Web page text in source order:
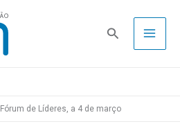
Pesquisa
Fórum de Líderes, a 4 de março